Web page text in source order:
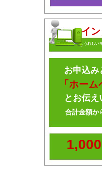
イ
うれしい
お申込み
「ホーム
とお伝え
合計金額か
1,000